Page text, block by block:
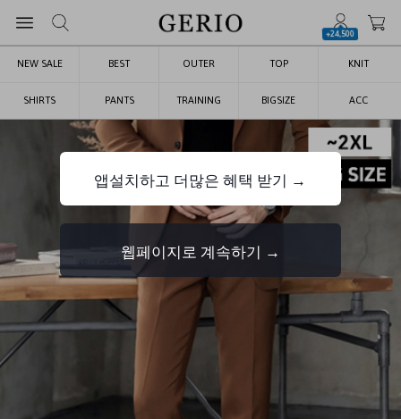
+24,500
NEW SALE BEST OUTER TOP KNIT
SHIRTS PANTS TRAINING BIGSIZE ACC
앱설치하고 더많은 혜택 받기 →
웹페이지로 계속하기 →